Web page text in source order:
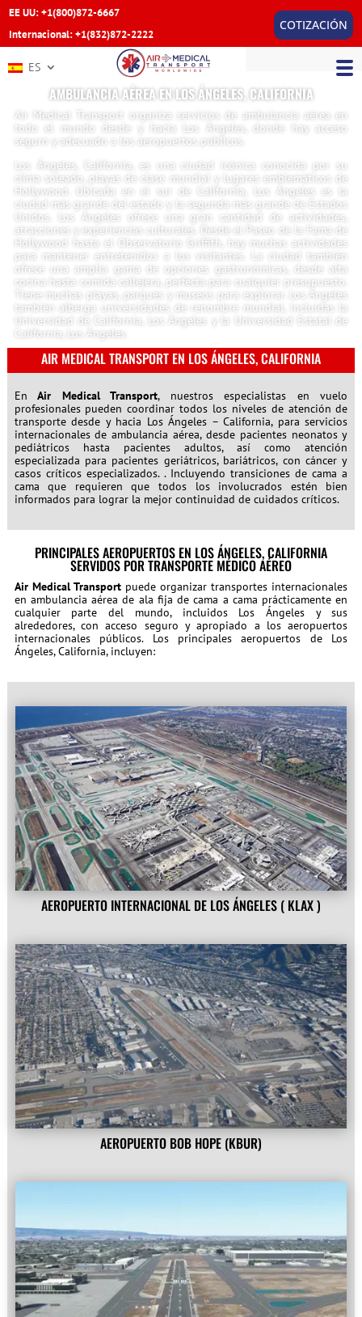
EE UU: +1(800)872-6667
Internacional: +1(832)872-2222
COTIZACIÓN
ES
AMBULANCIA AÉREA EN LOS ÁNGELES, CALIFORNIA
Air Medical Transport organiza servicios de ambulancia aérea en
todo el mundo desde y hacia Los Ángeles, donde hay acceso
seguro y adecuado a los aeropuertos públicos.
Los Ángeles, California, es una ciudad icónica conocida por su
clima soleado, playas de clase mundial y lugares emblemáticos de
Hollywood. Ubicada en el sur de California, Los Ángeles es la
ciudad más grande del estado y la segunda más grande de Estados
Unidos. Los Ángeles ofrece una gran cantidad de actividades,
atracciones y experiencias culturales. Desde el Paseo de la Fama de
Hollywood hasta el Observatorio Griffith, hay muchas actividades
para mantener entretenidos a los visitantes. La ciudad también
ofrece una amplia gama de opciones gastronómicas, desde alta
cocina hasta comida callejera, perfecta para cualquier presupuesto.
Tiene muchas playas, parques y museos para explorar. Los Ángeles
también alberga universidades de renombre mundial, incluidas la
Universidad de California, Los Ángeles y la Universidad Estatal de
California, Los Ángeles.
AIR MEDICAL TRANSPORT EN LOS ÁNGELES, CALIFORNIA
En Air Medical Transport, nuestros especialistas en vuelo
profesionales pueden coordinar todos los niveles de atención de
transporte desde y hacia Los Ángeles – California, para servicios
internacionales de ambulancia aérea, desde pacientes neonatos y
pediátricos hasta pacientes adultos, así como atención
especializada para pacientes geriátricos, bariátricos, con cáncer y
casos críticos especializados. . Incluyendo transiciones de cama a
cama que requieren que todos los involucrados estén bien
informados para lograr la mejor continuidad de cuidados críticos.
PRINCIPALES AEROPUERTOS EN LOS ÁNGELES, CALIFORNIA
SERVIDOS POR TRANSPORTE MÉDICO AÉREO
Air Medical Transportpuede organizar transportes internacionales
en ambulancia aérea de ala fija de cama a cama prácticamente en
cualquier parte del mundo, incluidos Los Ángeles y sus
alrededores, con acceso seguro y apropiado a los aeropuertos
internacionales públicos. Los principales aeropuertos de Los
Ángeles, California, incluyen:
AEROPUERTO INTERNACIONAL DE LOS ÁNGELES ( KLAX )
AEROPUERTO BOB HOPE (KBUR)